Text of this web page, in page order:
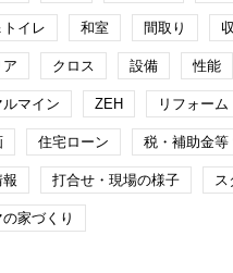
イレ 和室 間取り
ア クロス 設備 性能
マイン ZEH リフォーム
住宅ローン 税・補助金等
打合せ・現場の様子 ス
家づくり